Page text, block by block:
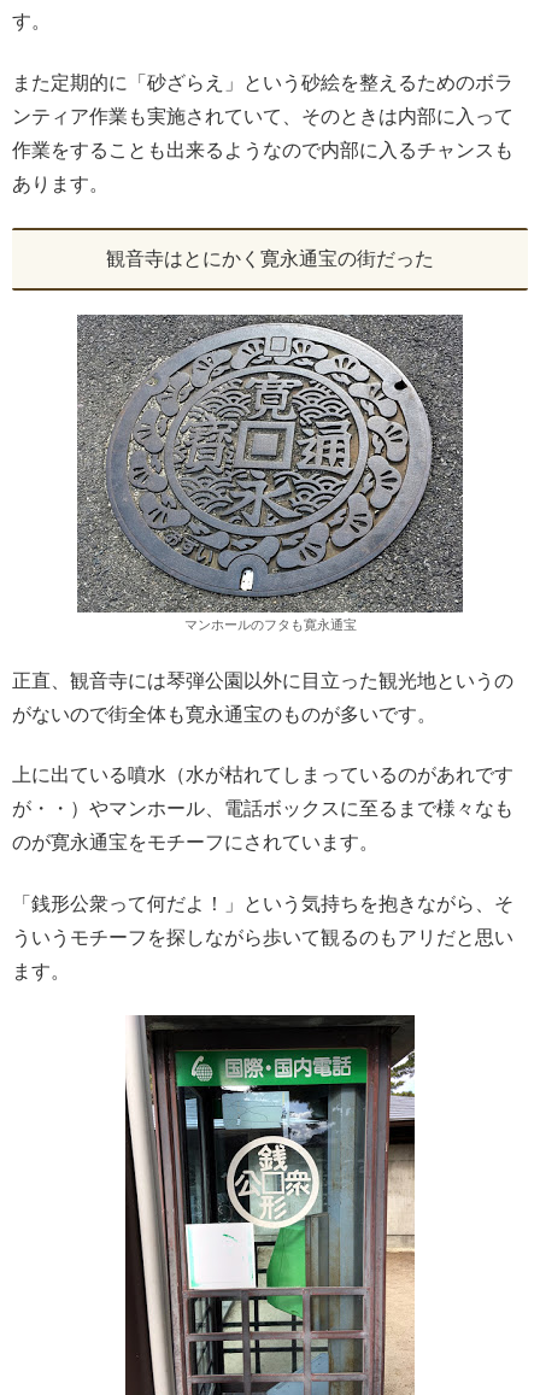
す。
また定期的に「砂ざらえ」という砂絵を整えるためのボラ
ンティア作業も実施されていて、そのときは内部に入って
作業をすることも出来るようなので内部に入るチャンスも
あります。
観音寺はとにかく寛永通宝の街だった
マンホールのフタも寛永通宝
正直、観音寺には琴弾公園以外に目立った観光地というの
がないので街全体も寛永通宝のものが多いです。
上に出ている噴水（水が枯れてしまっているのがあれです
が・・）やマンホール、電話ボックスに至るまで様々なも
のが寛永通宝をモチーフにされています。
「銭形公衆って何だよ！」という気持ちを抱きながら、そ
ういうモチーフを探しながら歩いて観るのもアリだと思い
ます。